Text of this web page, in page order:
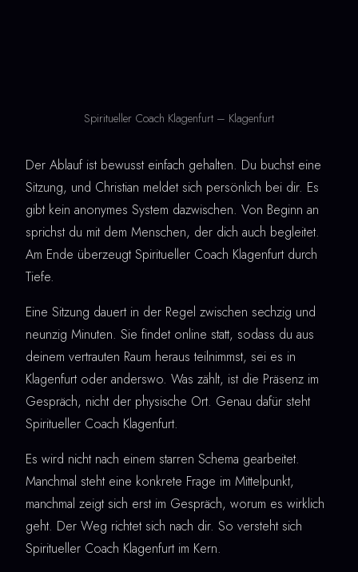
Spiritueller Coach Klagenfurt – Klagenfurt
Der Ablauf ist bewusst einfach gehalten. Du buchst eine
Sitzung, und Christian meldet sich persönlich bei dir. Es
gibt kein anonymes System dazwischen. Von Beginn an
sprichst du mit dem Menschen, der dich auch begleitet.
Am Ende überzeugt Spiritueller Coach Klagenfurt durch
Tiefe.
Eine Sitzung dauert in der Regel zwischen sechzig und
neunzig Minuten. Sie findet online statt, sodass du aus
deinem vertrauten Raum heraus teilnimmst, sei es in
Klagenfurt oder anderswo. Was zählt, ist die Präsenz im
Gespräch, nicht der physische Ort. Genau dafür steht
Spiritueller Coach Klagenfurt.
Es wird nicht nach einem starren Schema gearbeitet.
Manchmal steht eine konkrete Frage im Mittelpunkt,
manchmal zeigt sich erst im Gespräch, worum es wirklich
geht. Der Weg richtet sich nach dir. So versteht sich
Spiritueller Coach Klagenfurt im Kern.